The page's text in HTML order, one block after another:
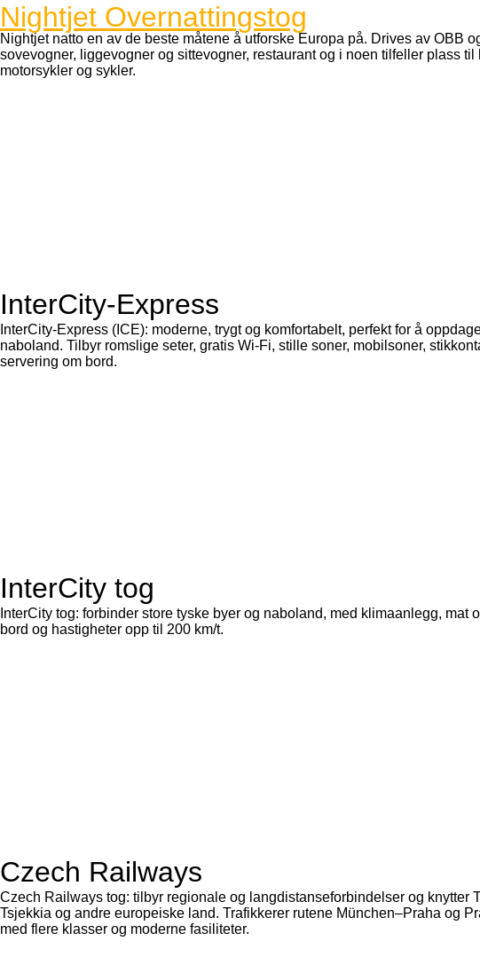
Nightjet Overnattingstog
Nightjet natto en av de beste måtene å utforske Europa på. Drives av OBB
sovevogner, liggevogner og sittevogner, restaurant og i noen tilfeller plass til
motorsykler og sykler.
InterCity-Express
InterCity-Express (ICE): moderne, trygt og komfortabelt, perfekt for å
naboland. Tilbyr romslige seter, gratis Wi-Fi, stille soner, mobilsoner,
servering om bord.
InterCity tog
InterCity tog: forbinder store tyske byer og naboland, med klimaanlegg, mat
bord og hastigheter opp til 200 km/t.
Czech Railways
Czech Railways tog: tilbyr regionale og langdistanseforbindelser og knytter
Tsjekkia og andre europeiske land. Trafikkerer rutene München–Praha og
med flere klasser og moderne fasiliteter.